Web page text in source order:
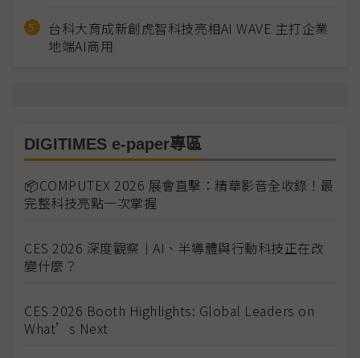
台科大育成新創虎智科技亮相AI WAVE 主打企業
地端AI商用
DIGITIMES e-paper專區
📦COMPUTEX 2026 展會直擊：精華影音全收錄！最
完整科技亮點一次掌握
CES 2026 深度觀察｜AI、半導體與行動科技正在改
變什麼？
CES 2026 Booth Highlights: Global Leaders on
What’s Next